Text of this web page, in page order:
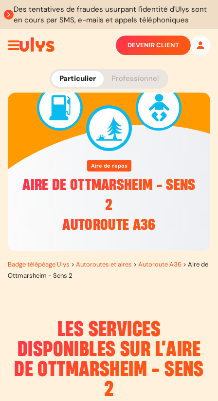
Des tentatives de fraudes usurpant l'identité d'Ulys sont
en cours par SMS, e-mails et appels téléphoniques
Particulier Professionnel
DEVENIR CLIENT
Aire de repos
AIRE DE OTTMARSHEIM - SENS
2
AUTOROUTE A36
Badge télépéage Ulys > Autoroutes et aires > Autoroute A36 > Aire de
Ottmarsheim - Sens 2
LES SERVICES
DISPONIBLES SUR L’AIRE
DE OTTMARSHEIM - SENS
2